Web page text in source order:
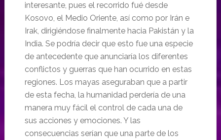
interesante, pues el recorrido fué desde
Kosovo, el Medio Oriente, así como por Irán e
Irak, dirigiéndose finalmente hacia Pakistán y la
India. Se podría decir que esto fue una especie
de antecedente que anunciaría los diferentes
conflictos y guerras que han ocurrido en estas
regiones. Los mayas aseguraban que a partir
de esta fecha, la humanidad perdería de una
manera muy fácil el control de cada una de
sus acciones y emociones. Y las
consecuencias serían que una parte de los